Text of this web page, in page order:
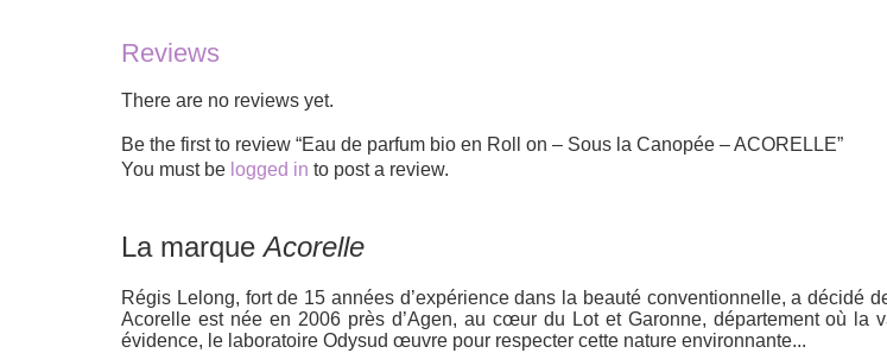
Reviews
There are no reviews yet.
Be the first to review “Eau de parfum bio en Roll on – Sous la Canopée – ACORELLE”
You must be logged in to post a review.
La marqueAcorelle
Régis Lelong, fort de 15 années d’expérience dans la beauté conventionnelle, a décidé
Acorelle est née en 2006 près d’Agen, au cœur du Lot et Garonne, département où la
évidence, le laboratoire Odysud œuvre pour respecter cette nature environnante...